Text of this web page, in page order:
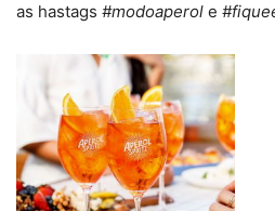
as hastags #modoaperol e